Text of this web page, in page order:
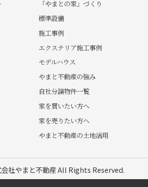
「やまとの家」づくり
標準設備
施工事例
エクステリア施工事例
モデルハウス
やまと不動産の強み
自社分譲物件一覧
家を買いたい方へ
家を売りたい方へ
やまと不動産の土地活用
社やまと不動産 All Rights Reserved.